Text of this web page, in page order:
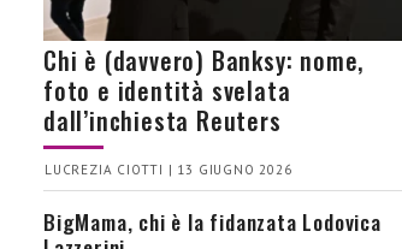
Chi è (davvero) Banksy: nome,
foto e identità svelata
dall’inchiesta Reuters
LUCREZIA CIOTTI | 13 GIUGNO 2026
BigMama, chi è la fidanzata Lodovica